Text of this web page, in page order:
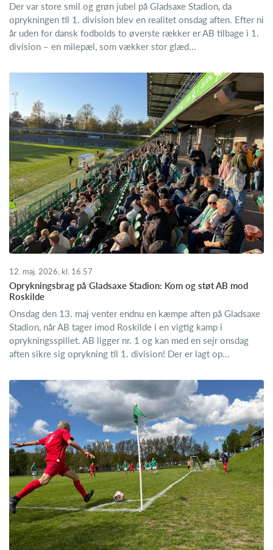
Der var store smil og grøn jubel på Gladsaxe Stadion, da
oprykningen til 1. division blev en realitet onsdag aften. Efter ni
år uden for dansk fodbolds to øverste rækker er AB tilbage i 1.
division – en milepæl, som vækker stor glæd...
12. maj. 2026, kl. 16.57
Oprykningsbrag på Gladsaxe Stadion: Kom og støt AB mod
Roskilde
Onsdag den 13. maj venter endnu en kæmpe aften på Gladsaxe
Stadion, når AB tager imod Roskilde i en vigtig kamp i
oprykningsspillet. AB ligger nr. 1 og kan med en sejr onsdag
aften sikre sig oprykning til 1. division! Der er lagt op...